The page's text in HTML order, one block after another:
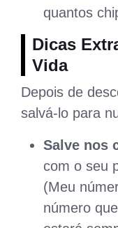
quantos
Dicas
Vida
Depois de
salvá-lo para
Salve nos
com o seu
(Meu
número